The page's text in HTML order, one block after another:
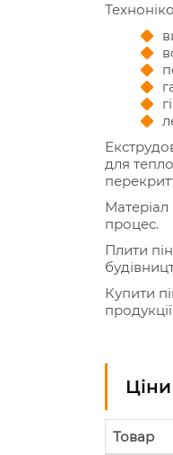
для
процес.
Плити
Купити
Товар